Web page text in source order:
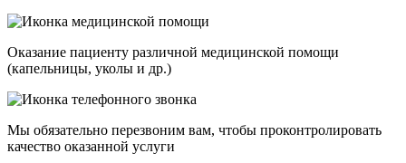
Оказание пациенту различной медицинской помощи
(капельницы, уколы и др.)
Мы обязательно перезвоним вам, чтобы проконтролировать
качество оказанной услуги